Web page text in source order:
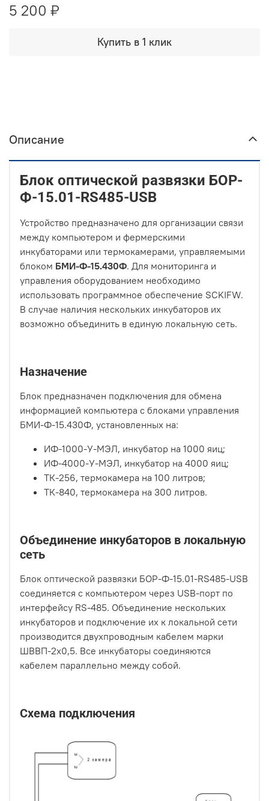
5 200 ₽
Купить в 1 клик
Описание
Блок оптической развязки БОР-
Ф-15.01-RS485-USB
Устройство предназначено для организации связи
между компьютером и фермерскими
инкубаторами или термокамерами, управляемыми
блоком БМИ-Ф-15.430Ф. Для мониторинга и
управления оборудованием необходимо
использовать программное обеспечение SCKIFW.
В случае наличия нескольких инкубаторов их
возможно объединить в единую локальную сеть.
Назначение
Блок предназначен подключения для обмена
информацией компьютера с блоками управления
БМИ-Ф-15.430Ф, установленных на:
ИФ-1000-У-МЭЛ, инкубатор на 1000 яиц;
ИФ-4000-У-МЭЛ, инкубатор на 4000 яиц;
ТК-256, термокамера на 100 литров;
ТК-840, термокамера на 300 литров.
Объединение инкубаторов в локальную
сеть
Блок оптической развязки БОР-Ф-15.01-RS485-USB
соединяется с компьютером через USB-порт по
интерфейсу RS-485. Объединение нескольких
инкубаторов и подключение их к локальной сети
производится двухпроводным кабелем марки
ШВВП-2х0,5. Все инкубаторы соединяются
кабелем параллельно между собой.
Схема подключения